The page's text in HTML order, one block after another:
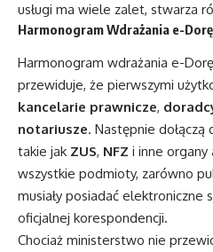
usługi ma wiele zalet, stwarza
Harmonogram Wdrażania e-
Harmonogram wdrażania e-
przewiduje, że pierwszymi
kancelarie prawnicze,
notariusze. Następnie
takie jak ZUS, NFZ i inne organy
wszystkie podmioty, zarówno
musiały posiadać elektroniczne
oficjalnej korespondencji.
Chociaż ministerstwo nie